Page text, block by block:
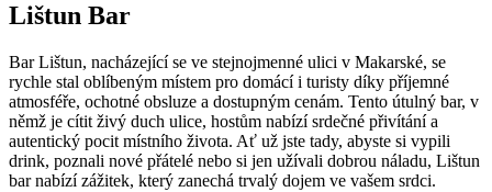
Lištun Bar
Bar Lištun, nacházející se ve stejnojmenné ulici v Makarské, se
rychle stal oblíbeným místem pro domácí i turisty díky příjemné
atmosféře, ochotné obsluze a dostupným cenám. Tento útulný bar, v
němž je cítit živý duch ulice, hostům nabízí srdečné přivítání a
autentický pocit místního života. Ať už jste tady, abyste si vypili
drink, poznali nové přátelé nebo si jen užívali dobrou náladu, Lištun
bar nabízí zážitek, který zanechá trvalý dojem ve vašem srdci.